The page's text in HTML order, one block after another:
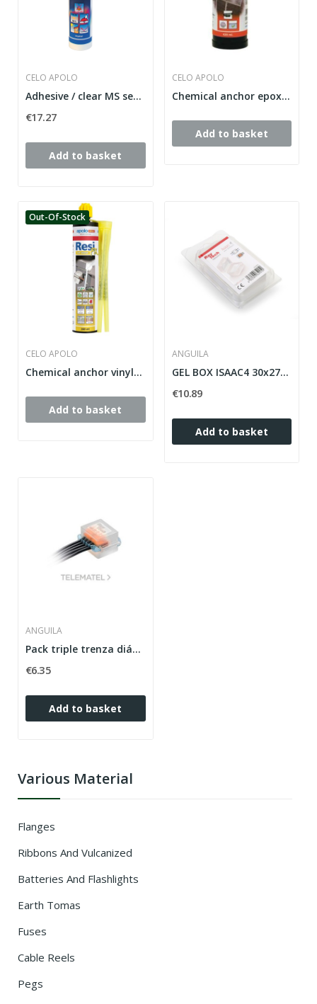
Various Material
Flanges
Ribbons And Vulcanized
Batteries And Flashlights
Earth Tomas
Fuses
Cable Reels
Pegs
CELO APOLO
Adhesive / clear MS sealer
€17.27
Add to basket
CELO APOLO
Chemical anchor epoxy without styrene EY300SF 2...
Add to basket
Out-Of-Stock
CELO APOLO
Chemical anchor vinylester without styrene...
Add to basket
ANGUILA
GEL BOX ISAAC4 30x27x23(BLISTER 4u)
€10.89
Add to basket
ANGUILA
Pack triple trenza diámetro 4,5mm 22mm + guía...
€6.35
Add to basket